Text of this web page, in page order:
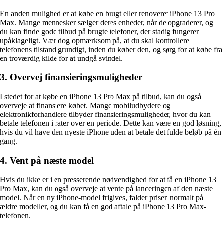
En anden mulighed er at købe en brugt eller renoveret iPhone 13 Pro
Max. Mange mennesker sælger deres enheder, når de opgraderer, og
du kan finde gode tilbud på brugte telefoner, der stadig fungerer
upåklageligt. Vær dog opmærksom på, at du skal kontrollere
telefonens tilstand grundigt, inden du køber den, og sørg for at købe fra
en troværdig kilde for at undgå svindel.
3. Overvej finansieringsmuligheder
I stedet for at købe en iPhone 13 Pro Max på tilbud, kan du også
overveje at finansiere købet. Mange mobiludbydere og
elektronikforhandlere tilbyder finansieringsmuligheder, hvor du kan
betale telefonen i rater over en periode. Dette kan være en god løsning,
hvis du vil have den nyeste iPhone uden at betale det fulde beløb på én
gang.
4. Vent på næste model
Hvis du ikke er i en presserende nødvendighed for at få en iPhone 13
Pro Max, kan du også overveje at vente på lanceringen af den næste
model. Når en ny iPhone-model frigives, falder prisen normalt på
ældre modeller, og du kan få en god aftale på iPhone 13 Pro Max-
telefonen.